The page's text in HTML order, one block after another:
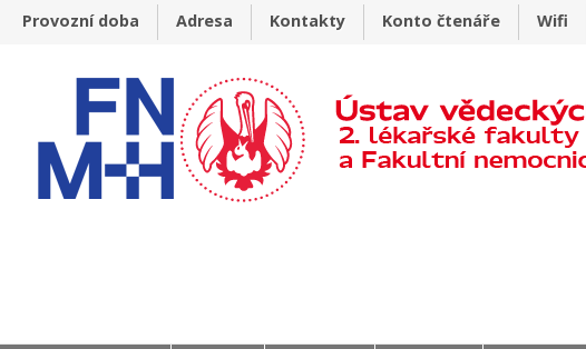
Provozní doba Adresa Kontakty Konto čtenáře Wifi